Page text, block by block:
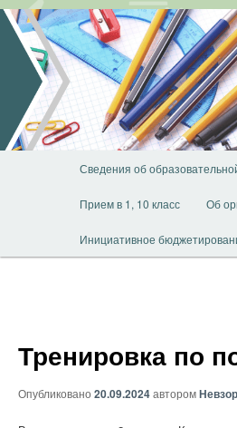
Перейти
основному
содержимому
Сведения об
Прием в 1, 10 класс Об
Инициативное
Тренировка по
Опубликовано 20.09.2024автором